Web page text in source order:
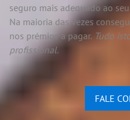
seguro mais adequado ao
Na maioria das vezes
nos prémios a pagar. Tudo
profissional.
FALE